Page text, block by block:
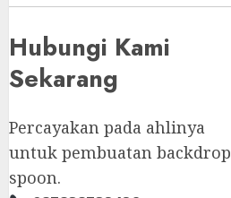
Hubungi Kami
Sekarang
Percayakan pada ahlinya
untuk pembuatan backdrop
spoon.